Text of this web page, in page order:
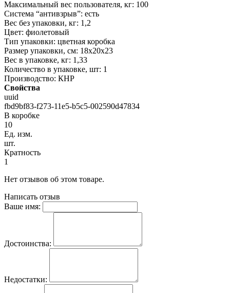
Максимальный вес пользователя, кг: 100
Система “антивзрыв”: есть
Вес без упаковки, кг: 1,2
Цвет: фиолетовый
Тип упаковки: цветная коробка
Размер упаковки, см: 18х20х23
Вес в упаковке, кг: 1,33
Количество в упаковке, шт: 1
Производство: КНР
Свойства
uuid
fbd9bf83-f273-11e5-b5c5-002590d47834
В коробке
10
Ед. изм.
шт.
Кратность
1
Нет отзывов об этом товаре.
Написать отзыв
Ваше имя:
Достоинства:
Недостатки: